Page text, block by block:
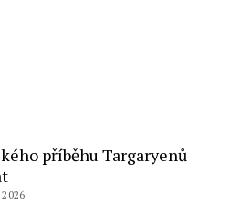
příběhu Targaryenů